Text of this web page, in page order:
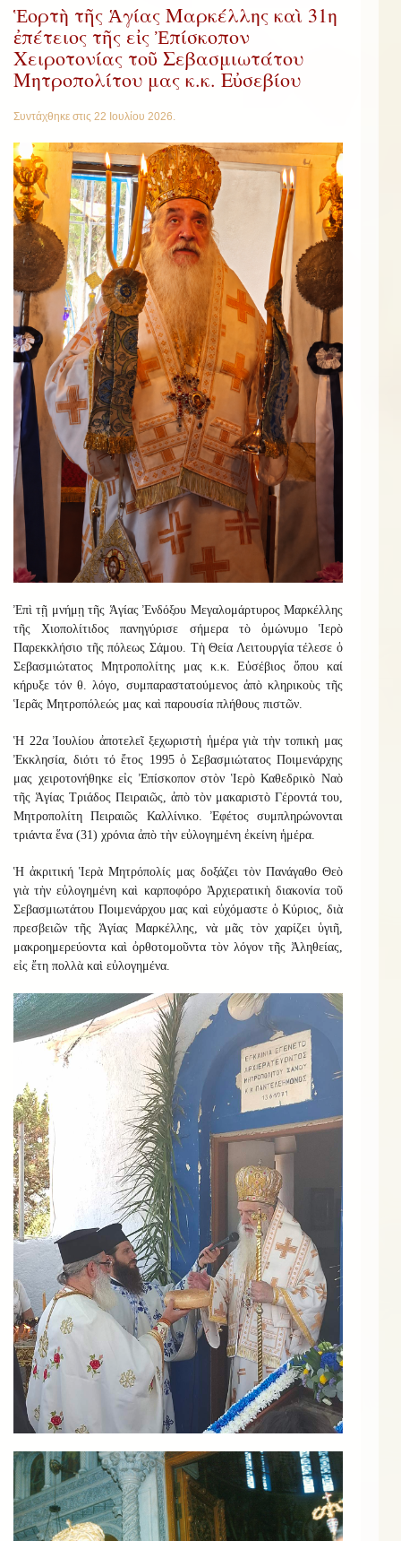
Ἑορτὴ τῆς Ἁγίας Μαρκέλλης καὶ 31η
ἐπέτειος τῆς εἰς Ἐπίσκοπον
Χειροτονίας τοῦ Σεβασμιωτάτου
Μητροπολίτου μας κ.κ. Εὐσεβίου
Συντάχθηκε στις 22 Ιουλίου 2026.
Ἐπὶ τῇ μνήμῃ τῆς Ἁγίας Ἐνδόξου Μεγαλομάρτυρος Μαρκέλλης
τῆς Χιοπολίτιδος πανηγύρισε σήμερα τὸ ὁμώνυμο Ἱερὸ
Παρεκκλήσιο τῆς πόλεως Σάμου. Τὴ Θεία Λειτουργία τέλεσε ὁ
Σεβασμιώτατος Μητροπολίτης μας κ.κ. Εὐσέβιος ὅπου καί
κήρυξε τόν θ. λόγο, συμπαραστατούμενος ἀπὸ κληρικοὺς τῆς
Ἱερᾶς Μητροπόλεώς μας καὶ παρουσία πλήθους πιστῶν.
Ἡ 22α Ἰουλίου ἀποτελεῖ ξεχωριστὴ ἡμέρα γιὰ τὴν τοπικὴ μας
Ἐκκλησία, διότι τό ἔτος 1995 ὁ Σεβασμιώτατος Ποιμενάρχης
μας χειροτονήθηκε εἰς Ἐπίσκοπον στὸν Ἱερὸ Καθεδρικὸ Ναὸ
τῆς Ἁγίας Τριάδος Πειραιῶς, ἀπὸ τὸν μακαριστὸ Γέροντά του,
Μητροπολίτη Πειραιῶς Καλλίνικο. Ἐφέτος συμπληρώνονται
τριάντα ἕνα (31) χρόνια ἀπὸ τὴν εὐλογημένη ἐκείνη ἡμέρα.
Ἡ ἀκριτική Ἱερὰ Μητρόπολίς μας δοξάζει τὸν Πανάγαθο Θεὸ
γιὰ τὴν εὐλογημένη καὶ καρποφόρο Ἀρχιερατικὴ διακονία τοῦ
Σεβασμιωτάτου Ποιμενάρχου μας καὶ εὐχόμαστε ὁ Κύριος, διὰ
πρεσβειῶν τῆς Ἁγίας Μαρκέλλης, νὰ μᾶς τὸν χαρίζει ὑγιῆ,
μακροημερεύοντα καὶ ὀρθοτομοῦντα τὸν λόγον τῆς Ἀληθείας,
εἰς ἔτη πολλὰ καὶ εὐλογημένα.